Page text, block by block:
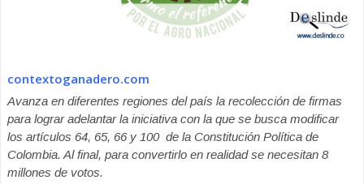
contextoganadero.com
Avanza en diferentes regiones del país la recolección de firmas
para lograr adelantar la iniciativa con la que se busca modificar
los artículos 64, 65, 66 y 100 de la Constitución Política de
Colombia. Al final, para convertirlo en realidad se necesitan 8
millones de votos.